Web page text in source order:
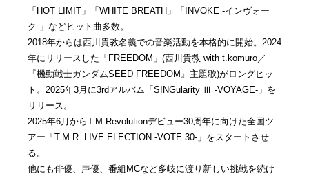
「HOT LIMIT」「WHITE BREATH」「INVOKE -インヴォー
ク-」などヒット曲多数。
2018年からは西川貴教名義での音楽活動を本格的に開始。2024
年にリリースした「FREEDOM」(西川貴教 with t.komuro／
『機動戦士ガンダムSEED FREEDOM』主題歌)がロングヒッ
ト。2025年3月に3rdアルバム「SINGularity Ⅲ -VOYAGE-」を
リリース。
2025年6月からT.M.Revolutionデビュー30周年に向けた全国ツ
アー「T.M.R. LIVE ELECTION -VOTE 30-」をスタートさせ
る。
他にも俳優、声優、番組MCなど多岐に渡り新しい挑戦を続け